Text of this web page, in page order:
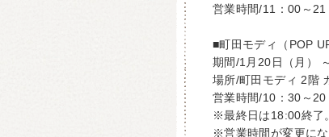
営業時間/11：00～21
■町田モディ（POP
期間/1月20日（月）
場所/町田モディ 2階
営業時間/10：30～20
※最終日は18:00終了。
※営業時間が変更にな